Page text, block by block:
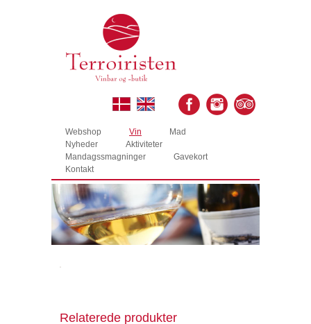
Webshop Vin
Mad
Nyheder
Aktiviteter
Mandagssmagninger
Gavekort
Kontakt
Relaterede produkter